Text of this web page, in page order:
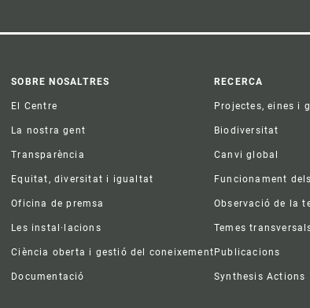
Footer
SOBRE NOSALTRES
El Centre
La nostra gent
Transparència
Equitat, diversitat i igualtat
Oficina de premsa
Les instal·lacions
Ciència oberta i gestió del coneixement
Documentació
RECERCA
Projectes, eines i
Biodiversitat
Canvi global
Funcionament
Observació de la
Temes
Publicacions
Synthesis Actions